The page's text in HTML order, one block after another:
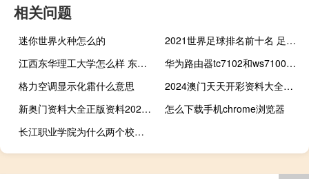
相关问题
迷你世界火种怎么的
2021世界足球排名前十名 足球俱乐部世界排名
江西东华理工大学怎么样 东华理工大学怎么样
华为路由器tc7102和ws7100区别 7100和7102的区别
格力空调显示化霜什么意思
2024澳门天天开彩资料大全：全面的数据对比解释解答-2051.PL.168
新奥门资料大全正版资料2023年最新版下载_智能AI深度解析_iPhone版v11.64.1151
怎么下载手机chrome浏览器
长江职业学院为什么两个校区 长江职业学院怎么样